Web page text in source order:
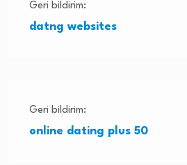
Geri bildirim:
datng websites
Geri bildirim:
online dating plus 50